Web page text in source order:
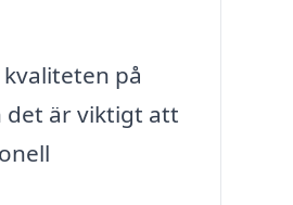
på
det är viktigt att